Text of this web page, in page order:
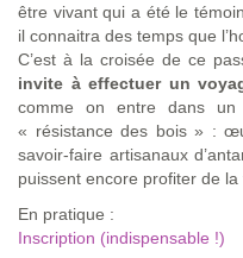
être vivant qui a été le
il connaitra des temps que
C’est à la croisée de ce
invite à effectuer un
comme on entre dans un
« résistance des bois » :
savoir-faire artisanaux
puissent encore profiter de
En pratique :
Inscription (indispensable !)